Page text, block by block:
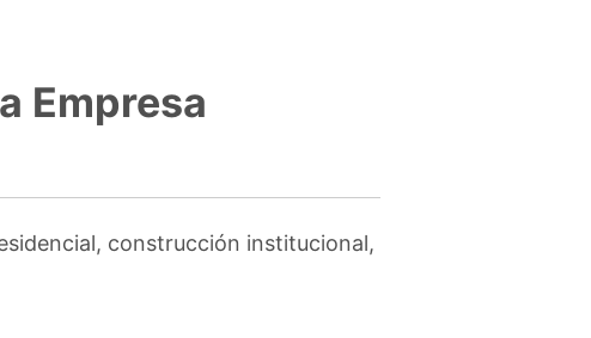
Empresa
construcción institucional,